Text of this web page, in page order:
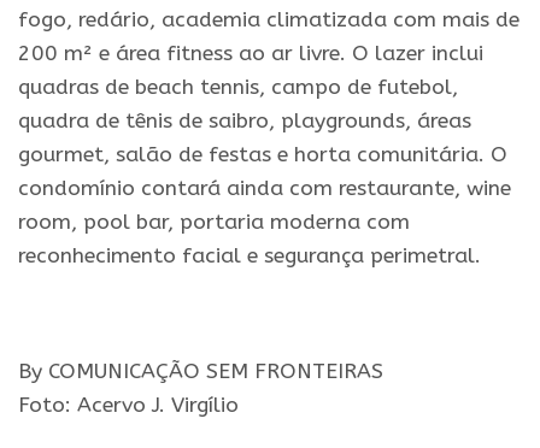
fogo, redário, academia climatizada com mais de
200 m² e área fitness ao ar livre. O lazer inclui
quadras de beach tennis, campo de futebol,
quadra de tênis de saibro, playgrounds, áreas
gourmet, salão de festas e horta comunitária. O
condomínio contará ainda com restaurante, wine
room, pool bar, portaria moderna com
reconhecimento facial e segurança perimetral.
By COMUNICAÇÃO SEM FRONTEIRAS
Foto: Acervo J. Virgílio